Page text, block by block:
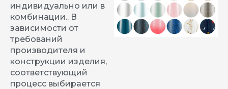
индивидуально или в
комбинации.. В
зависимости от
требований
производителя и
конструкции изделия,
соответствующий
процесс выбирается